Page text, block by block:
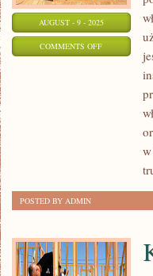
AUGUST - 9 - 2025
COMMENTS OFFON
POSTED BY ADMIN